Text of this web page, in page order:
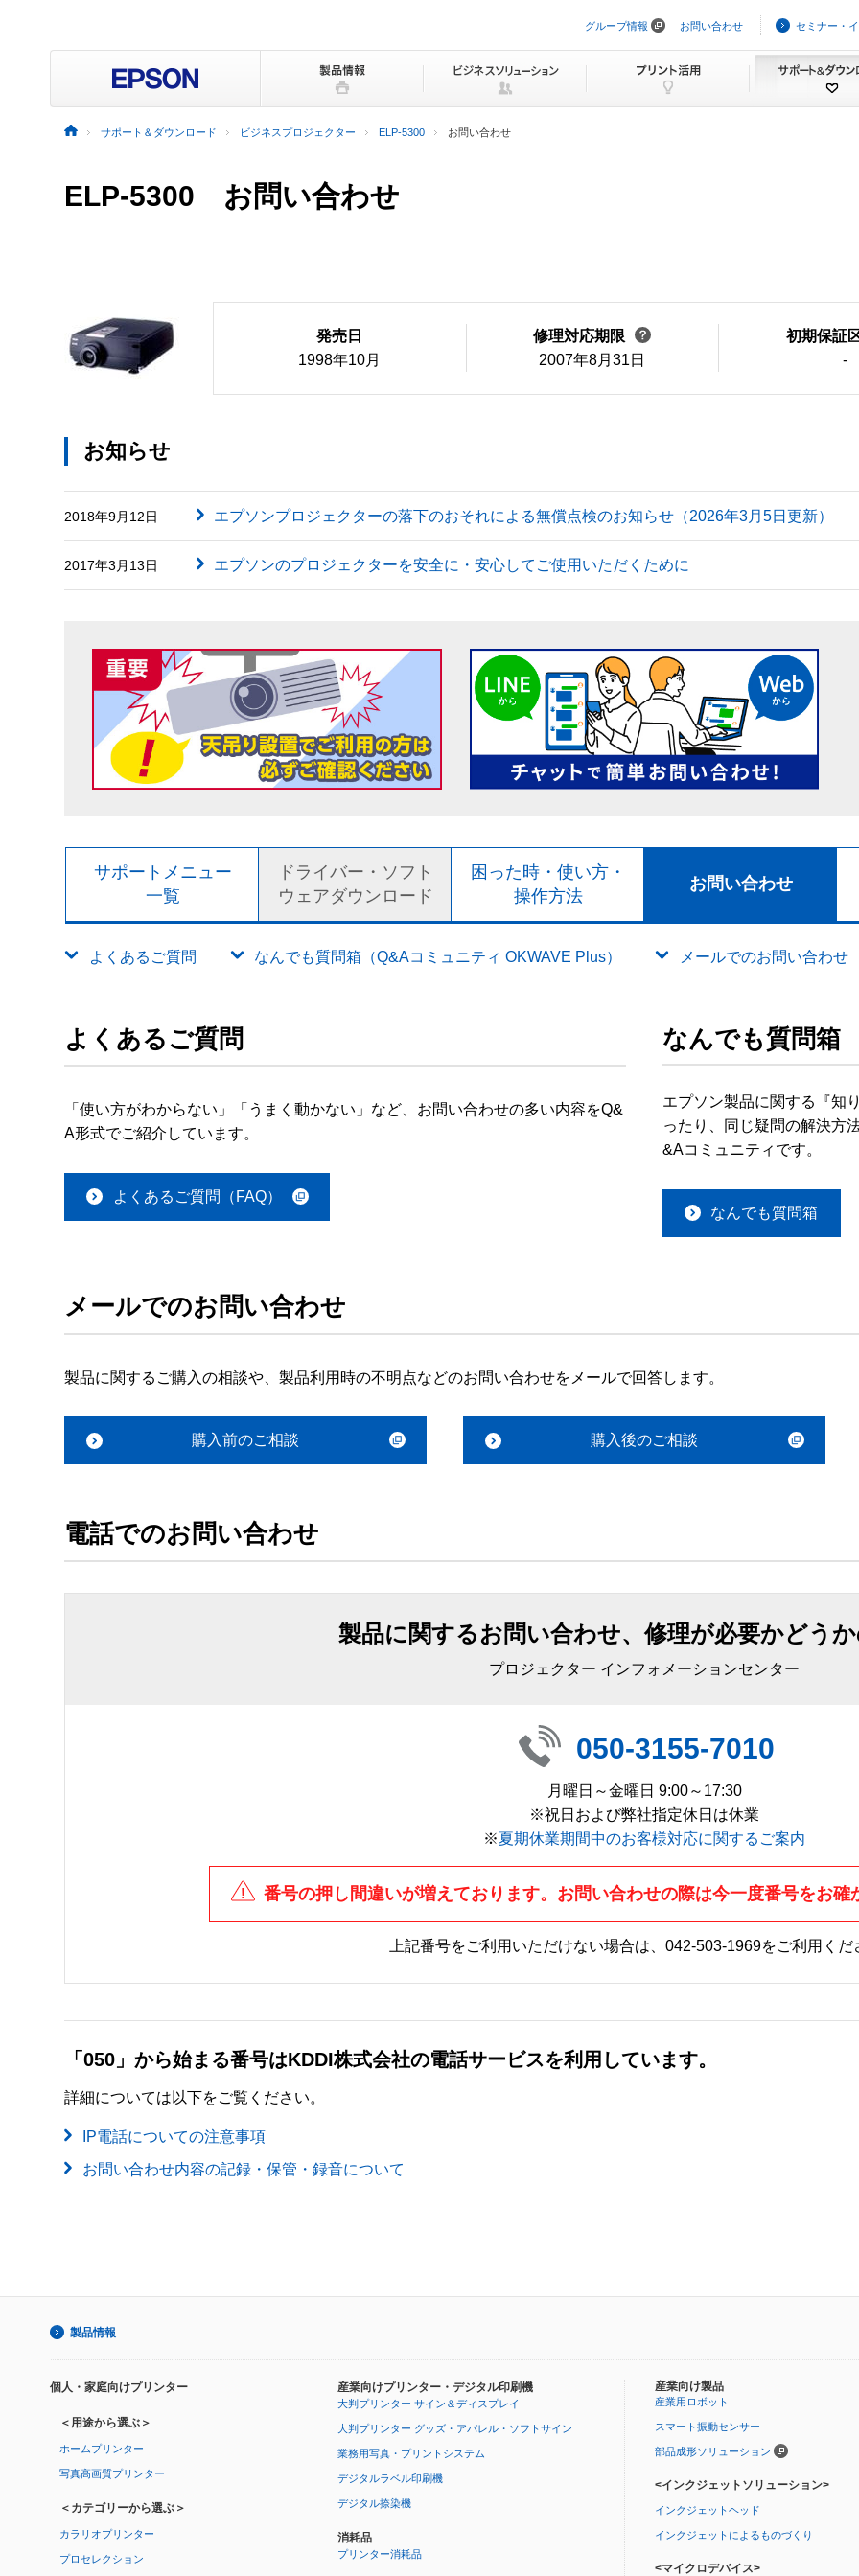
ビ
ョ
グループ情報 お問い合わせ セミナー・
サポート＆ダウンロード ビジネスプロジェクター ELP-5300 お問い合わせ
ELP-5300 お問い合わせ
発売日
1998年10月
修理対応期限
2007年8月31日
初期保証
-
お知らせ
2018年9月12日 エプソンプロジェクターの落下のおそれによる無償点検のお知らせ（2026年3月5日更新）
2017年3月13日 エプソンのプロジェクターを安全に・安心してご使用いただくために
サポートメニュー
一覧
ドライバー・ソフト
ウェアダウンロード
困った時・使い方・
操作方法
お問い合わせ
よくあるご質問 なんでも質問箱（Q&Aコミュニティ OKWAVE Plus） メールでのお問い合わせ
よくあるご質問
「使い方がわからない」「うまく動かない」など、お問い合わせの多い内容をQ&
A形式でご紹介しています。
よくあるご質問（FAQ）
なんでも質問箱
エプソン製品に関する『知
ったり、同じ疑問の解決方
&Aコミュニティです。
なんでも質問箱
メールでのお問い合わせ
製品に関するご購入の相談や、製品利用時の不明点などのお問い合わせをメールで回答します。
購入前のご相談 購入後のご相談
電話でのお問い合わせ
製品に関するお問い合わせ、修理が必要かどう
プロジェクター インフォメーションセンター
050-3155-7010
月曜日～金曜日 9:00～17:30
※祝日および弊社指定休日は休業
※夏期休業期間中のお客様対応に関するご案内
番号の押し間違いが増えております。お問い合わせの際は今一度番号をお確
上記番号をご利用いただけない場合は、 042-503-1969をご利用くだ
「050」から始まる番号はKDDI株式会社の電話サービスを利用しています。
詳細については以下をご覧ください。
IP電話についての注意事項
お問い合わせ内容の記録・保管・録音について
製品情報
個人・家庭向けプリンター
＜用途から選ぶ＞
ホームプリンター
写真高画質プリンター
＜カテゴリーから選ぶ＞
カラリオプリンター
プロセレクション
産業向けプリンター・デジタル印刷機
大判プリンター サイン＆ディスプレイ
大判プリンター グッズ・アパレル・ソフトサイン
業務用写真・プリントシステム
デジタルラベル印刷機
デジタル捺染機
消耗品
プリンター消耗品
産業向け製品
産業用ロボット
スマート振動センサー
部品成形ソリューション
<インクジェットソリューション>
インクジェットヘッド
インクジェットによるものづくり
<マイクロデバイス>